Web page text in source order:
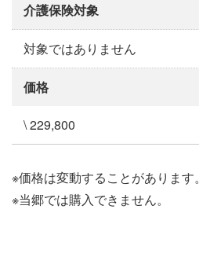
介護保険対象
対象ではありません
価格
\ 229,800
※価格は変動することがあります。
※当郷では購入できません。